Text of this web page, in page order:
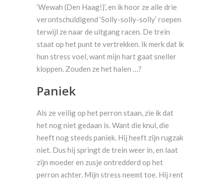
‘Wewah (Den Haag!)’, en ik hoor ze alle drie
verontschuldigend ‘Solly-solly-solly’ roepen
terwijl ze naar de uitgang racen. De trein
staat op het punt te vertrekken. Ik merk dat ik
hun stress voel, want mijn hart gaat sneller
kloppen. Zouden ze het halen …?
Paniek
Als ze veilig op het perron staan, zie ik dat
het nog niet gedaan is. Want die knul, die
heeft nog steeds paniek. Hij heeft zijn rugzak
niet. Dus hij springt de trein weer in, en laat
zijn moeder en zusje ontredderd op het
perron achter. Mijn stress neemt toe. Hij rent